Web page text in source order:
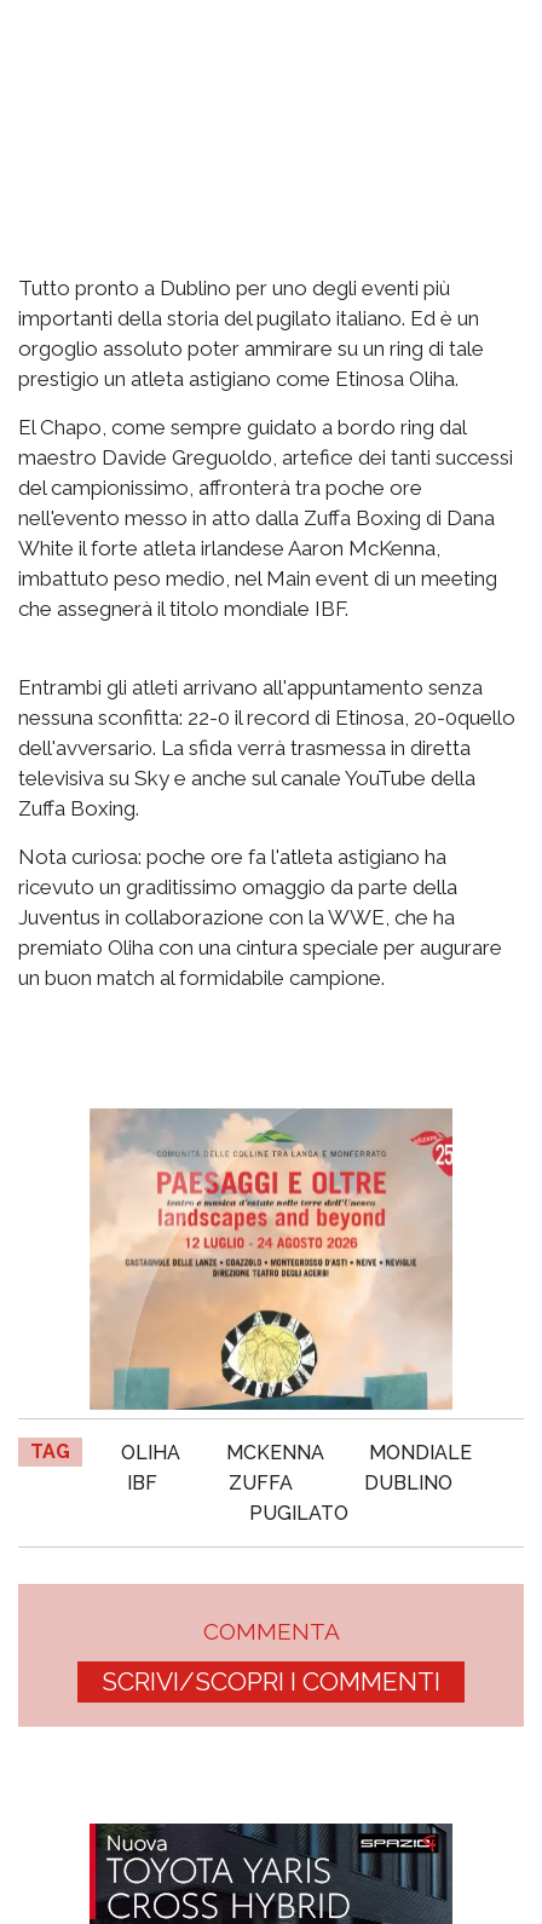
Tutto pronto a Dublino per uno degli eventi più
importanti della storia del pugilato italiano. Ed è un
orgoglio assoluto poter ammirare su un ring di tale
prestigio un atleta astigiano come Etinosa Oliha.
El Chapo, come sempre guidato a bordo ring dal
maestro Davide Greguoldo, artefice dei tanti successi
del campionissimo, affronterà tra poche ore
nell'evento messo in atto dalla Zuffa Boxing di Dana
White il forte atleta irlandese Aaron McKenna,
imbattuto peso medio, nel Main event di un meeting
che assegnerà il titolo mondiale IBF.
Entrambi gli atleti arrivano all'appuntamento senza
nessuna sconfitta: 22-0 il record di Etinosa, 20-0quello
dell'avversario. La sfida verrà trasmessa in diretta
televisiva su Sky e anche sul canale YouTube della
Zuffa Boxing.
Nota curiosa: poche ore fa l'atleta astigiano ha
ricevuto un graditissimo omaggio da parte della
Juventus in collaborazione con la WWE, che ha
premiato Oliha con una cintura speciale per augurare
un buon match al formidabile campione.
TAG OLIHA MCKENNA
MONDIALE
IBF
ZUFFA
DUBLINO
PUGILATO
COMMENTA
SCRIVI/SCOPRI I COMMENTI